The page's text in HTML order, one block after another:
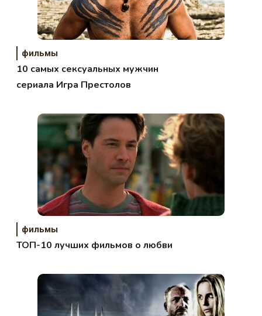
фильмы
10 самых сексуальных мужчин
сериала Игра Престолов
фильмы
ТОП-10 лучших фильмов о любви